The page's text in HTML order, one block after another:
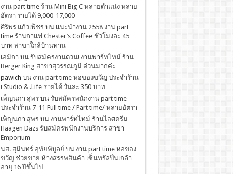
งาน part time ร้าน Mini Big C หลายตำแน่ง หลาย
อัตรา รายได้ 9,000-17,000
ศิริพร แก้วเพ็ชรบน เเนะนำงาน 2558 งาน part
time ร้านกาแฟ Chester’s Coffee ชั่วโมงละ 45
บาท สาขาใกล้บ้านท่าน
เอมิกา บน รับสมัครงานด่วน! งานพาร์ทไทม์ ร้าน
Berger King สาขาสุวรรณภูมิ ด่วนมากค่ะ
pawich บน งาน part time ห่อของขวัญ ประจำร้าน
i Studio & .Life รายได้ วันละ 350 บาท
เพ็ญนภา สุพรบน รับสมัครพนักงาน part time
ประจำร้าน 7-11 Full time / Part time/ หลายอัตรา
เพ็ญนภา สุพรบน งานพาร์ทไทม์ ร้านไอศครีม
Häagen Dazs รับสมัครพนักงานบริการ สาขา
Emporium
นส. สุมินทร์ อุทัยพิบูลย์ บน งาน part time ห่อของ
ขวัญ ช่วยขาย ห้างสรรพสินค้า เซ็นทรัลปิ่นเกล้า
อายุ 16 ปีขึ้นไป